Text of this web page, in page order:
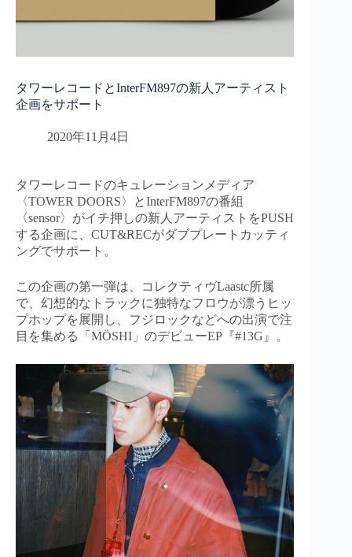
タワーレコードとInterFM897の新人アーティスト
企画をサポート
2020年11月4日
タワーレコードのキュレーションメディア
〈TOWER DOORS〉とInterFM897の番組
〈sensor〉がイチ押しの新人アーティストをPUSH
する企画に、CUT&RECがダブプレートカッティ
ングでサポート。
この企画の第一弾は、コレクティヴLaastc所属
で、幻想的なトラックに独特なフロウが漂うヒッ
プホップを展開し、フジロックなどへの出演で注
目を集める「MÖSHI」のデビューEP『#13G』。